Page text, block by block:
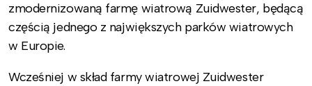
zmodernizowaną farmę wiatrową Zuidwester, będącą
częścią jednego z największych parków wiatrowych
w Europie.
Wcześniej w skład farmy wiatrowej Zuidwester